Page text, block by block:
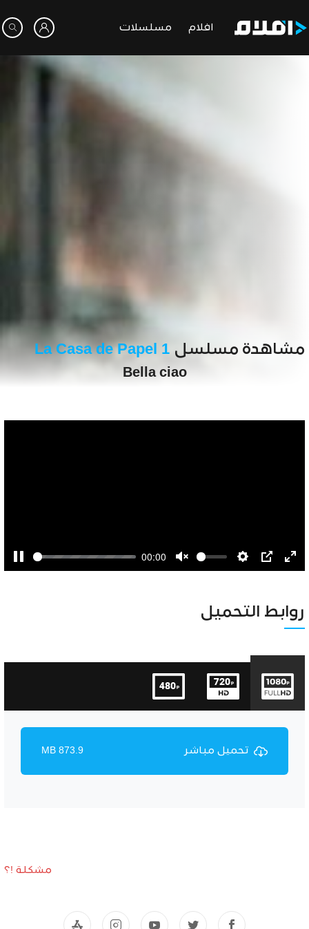
افلام مسلسلات
مشاهدة مسلسل La Casa de Papel 1
Bella ciao
Pause
00:00
Unmute
Settings
PIP
روابط التحميل
تحميل مباشر 873.9 MB
مشكلة !؟